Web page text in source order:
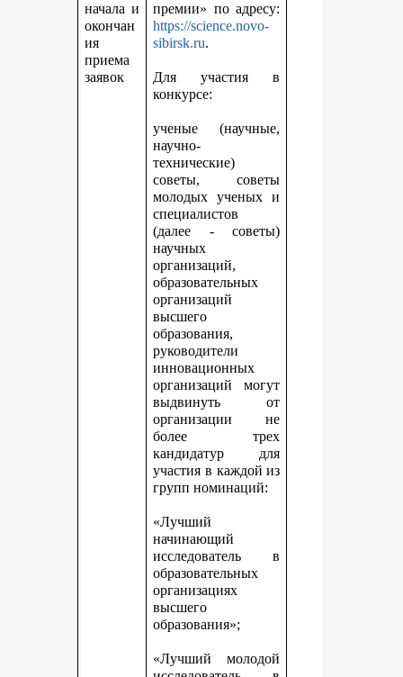
начала и
окончан
ия
приема
заявок
премии» по адресу:
https://science.novo-
sibirsk.ru.
Для участия в
конкурсе:
ученые (научные,
научно-
технические)
советы, советы
молодых ученых и
специалистов
(далее - советы)
научных
организаций,
образовательных
организаций
высшего
образования,
руководители
инновационных
организаций могут
выдвинуть от
организации не
более трех
кандидатур для
участия в каждой из
групп номинаций:
«Лучший
начинающий
исследователь в
образовательных
организациях
высшего
образования»;
«Лучший молодой